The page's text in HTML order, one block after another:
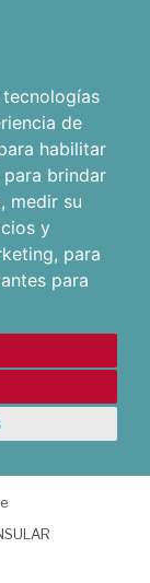
de
habilitar
para brindar
, medir su
y
, para
para